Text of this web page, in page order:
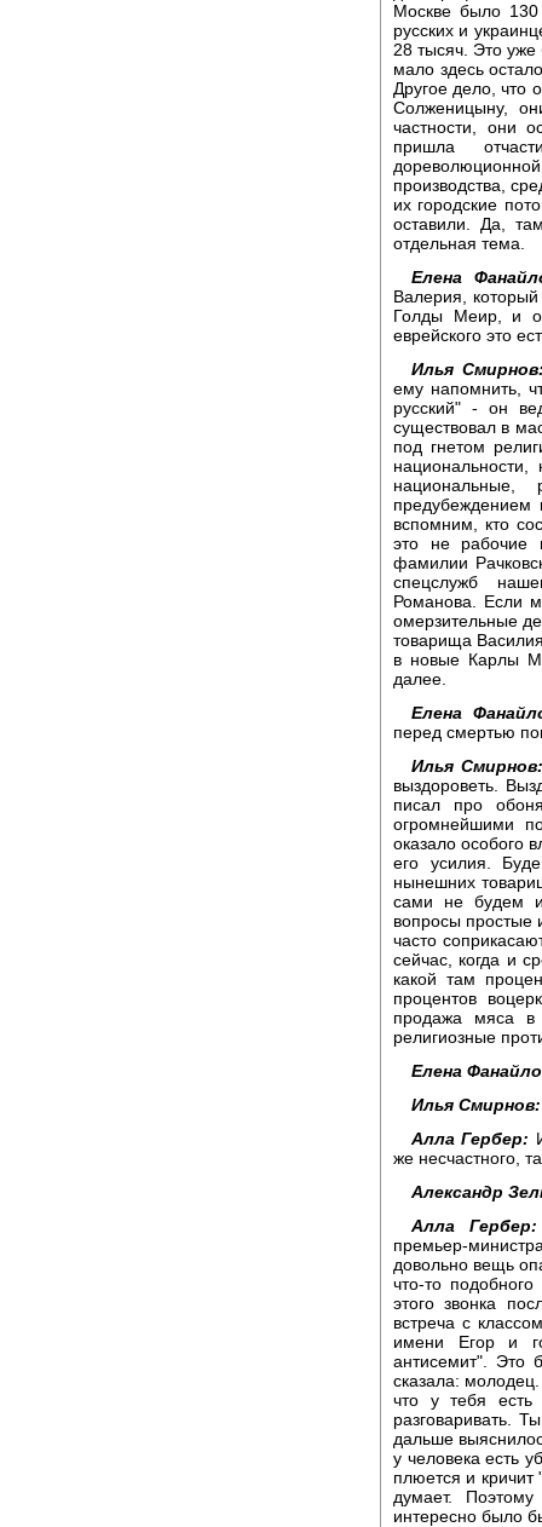
Москве было
русских и
28 тысяч. Это
мало здесь
Другое дело, что
Солженицыну,
частности, они
пришла
производства,
их городские
оставили. Да,
отдельная тема.
Елена
Валерия,
Голды Меир, и о
еврейского это
Илья
ему напомнить,
русский" - он
существовал в
под гнетом
национальности,
вспомним, кто
это не рабочие
фамилии
спецслужб
Романова. Если
омерзительные
товарища
в новые Карлы
далее.
Елена
перед смертью
Илья
выздороветь.
писал про
огромнейшими
оказало особого
его усилия.
нынешних
сами не будем
вопросы простые
часто
сейчас, когда и
какой там
процентов
продажа мяса в
религиозные
Елена
Илья Смирнов:
Алла Гербер:
же несчастного,
Александр
Алла Гербер:
премьер-
довольно вещь
что-то
этого звонка
встреча с
имени Егор и
антисемит".
сказала:
что у тебя
разговаривать.
дальше
у человека есть
плюется и кричит
думает.
интересно было